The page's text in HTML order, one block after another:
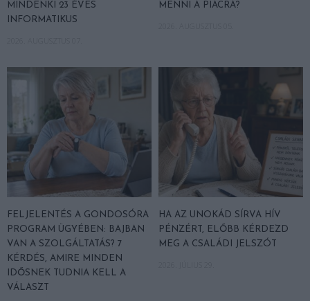
MINDENKI 23 ÉVES
INFORMATIKUS
MENNI A PIACRA?
FELJELENTÉS A GONDOSÓRA
PROGRAM ÜGYÉBEN: BAJBAN
VAN A SZOLGÁLTATÁS? 7
KÉRDÉS, AMIRE MINDEN
IDŐSNEK TUDNIA KELL A
VÁLASZT
HA AZ UNOKÁD SÍRVA HÍV
PÉNZÉRT, ELŐBB KÉRDEZD
MEG A CSALÁDI JELSZÓT